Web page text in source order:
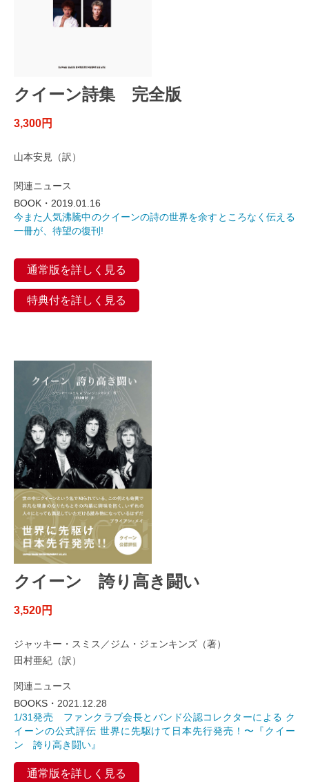
クイーン詩集 完全版
3,300円
山本安見（訳）
関連ニュース
BOOK・2019.01.16
今また人気沸騰中のクイーンの詩の世界を余すところなく伝える
一冊が、待望の復刊!
通常版を詳しく見る
特典付を詳しく見る
クイーン 誇り高き闘い
3,520円
ジャッキー・スミス／ジム・ジェンキンズ（著）
田村亜紀（訳）
関連ニュース
BOOKS・ 2021.12.28
1/31発売 ファンクラブ会長とバンド公認コレクターによる ク
イーンの公式評伝 世界に先駆けて日本先行発売！〜『クイー
ン 誇り高き闘い』
通常版を詳しく見る